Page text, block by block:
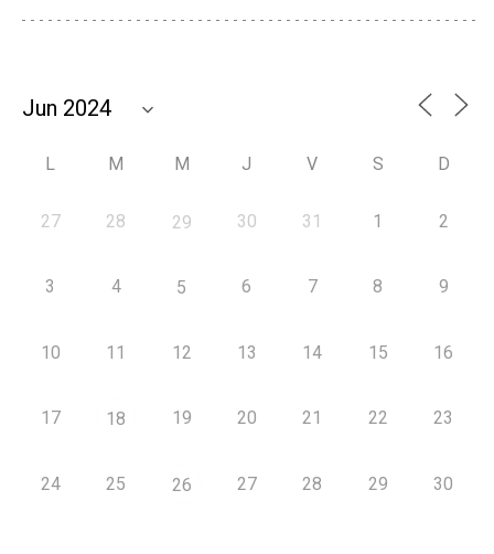
L M M J V S D
27 28 29 30 31 1 2
3 4 5 6 7 8 9
10 11 12 13 14 15 16
17 18 19 20 21 22 23
24 25 26 27 28 29 30